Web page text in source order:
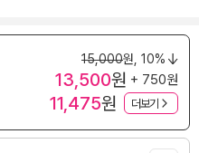
15,000원, 10%
13,500원 + 750원
11,475원 더보기